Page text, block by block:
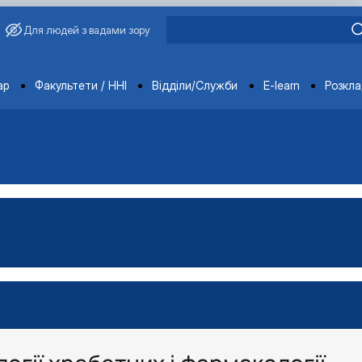
Для людей з вадами зору
Факультети / ННІ Відділи/Служби E-learn